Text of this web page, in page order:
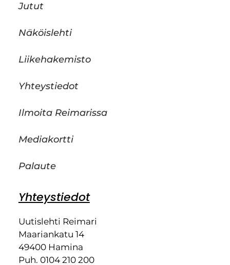
Jutut
Näköislehti
Liikehakemisto
Yhteystiedot
Ilmoita Reimarissa
Mediakortti
Palaute
Yhteystiedot
Uutislehti Reimari
Maariankatu 14
49400 Hamina
Puh. 0104 210 200